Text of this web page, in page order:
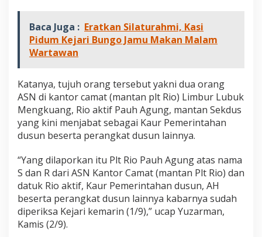
Baca Juga : Eratkan Silaturahmi, Kasi
Pidum Kejari Bungo Jamu Makan Malam
Wartawan
Katanya, tujuh orang tersebut yakni dua orang
ASN di kantor camat (mantan plt Rio) Limbur Lubuk
Mengkuang, Rio aktif Pauh Agung, mantan Sekdus
yang kini menjabat sebagai Kaur Pemerintahan
dusun beserta perangkat dusun lainnya.
“Yang dilaporkan itu Plt Rio Pauh Agung atas nama
S dan R dari ASN Kantor Camat (mantan Plt Rio) dan
datuk Rio aktif, Kaur Pemerintahan dusun, AH
beserta perangkat dusun lainnya kabarnya sudah
diperiksa Kejari kemarin (1/9),” ucap Yuzarman,
Kamis (2/9).